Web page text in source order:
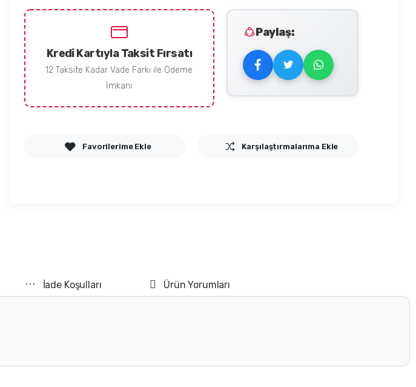
Kredi Kartıyla Taksit Fırsatı
12 Taksite Kadar Vade Farkı ile Ödeme
İmkanı
Paylaş:
Favorilerime Ekle Karşılaştırmalarıma Ekle
İade Koşulları Ürün Yorumları